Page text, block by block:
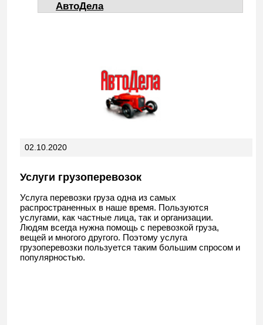
АвтоДела
02.10.2020
Услуги грузоперевозок
Услуга перевозки груза одна из самых
распространенных в наше время. Пользуются
услугами, как частные лица, так и организации.
Людям всегда нужна помощь с перевозкой груза,
вещей и многого другого. Поэтому услуга
грузоперевозки пользуется таким большим спросом и
популярностью.